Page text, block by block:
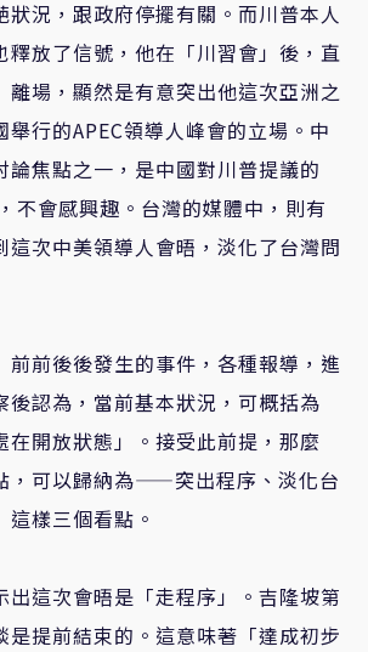
狀況，跟政府停擺有關。而川普本人
釋放了信號，他在「川習會」後，直
離場，顯然是有意突出他這次亞洲之
行的APEC領導人峰會的立場。中
論焦點之一，是中國對川普提議的
不會感興趣。台灣的媒體中，則有
這次中美領導人會晤，淡化了台灣問
前前後後發生的事件，各種報導，進
後認為，當前基本狀況，可概括為
在開放狀態」。接受此前提，那麼
，可以歸納為——突出程序、淡化台
樣三個看點。
出這次會晤是「走程序」。吉隆坡第
是提前結束的。這意味著「達成初步